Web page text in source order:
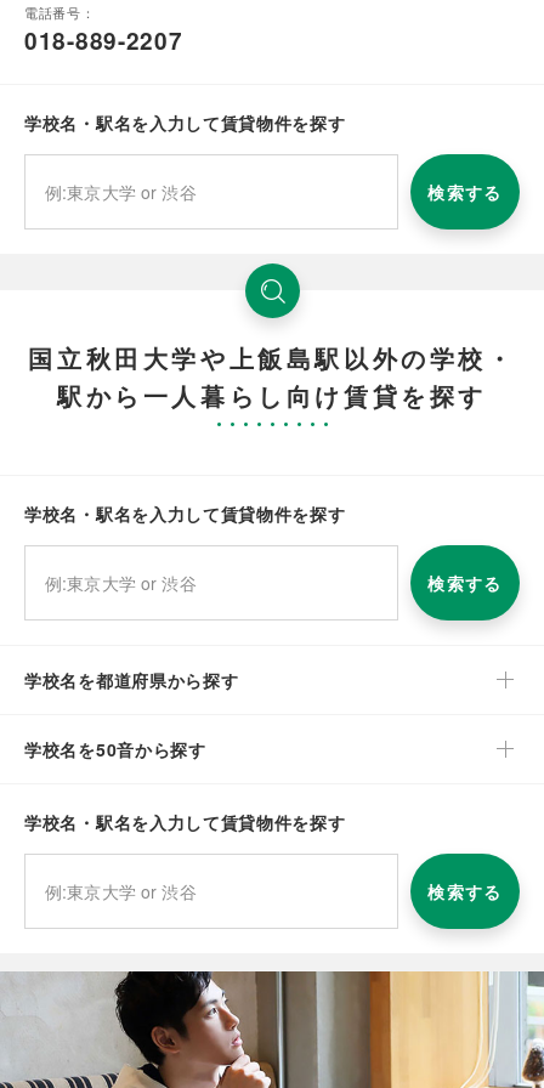
電話番号：
018-889-2207
学校名・駅名を入力して賃貸物件を探す
検索する
国立秋田大学や上飯島駅以外の学校・
駅から一人暮らし向け賃貸を探す
学校名・駅名を入力して賃貸物件を探す
検索する
学校名を都道府県から探す
学校名を50音から探す
学校名・駅名を入力して賃貸物件を探す
検索する